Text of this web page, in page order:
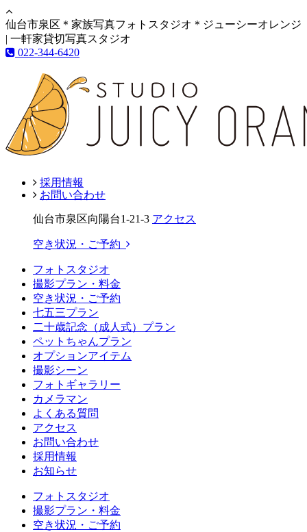
仙台市泉区＊家族写真フォトスタジオ＊ジューシーオレンジ
| 一軒家貸切写真スタジオ
022-344-6420
採用情報
お問い合わせ
仙台市泉区向陽台1-21-3 アクセス
空き状況・ご予約
フォトスタジオ
撮影プラン・料金
空き状況・ご予約
七五三プラン
二十歳記念（成人式）プラン
ペットちゃんプラン
オプションアイテム
撮影シーン
フォトギャラリー
カメラマン
よくある質問
アクセス
お問い合わせ
採用情報
お知らせ
フォトスタジオ
撮影プラン・料金
空き状況・ご予約